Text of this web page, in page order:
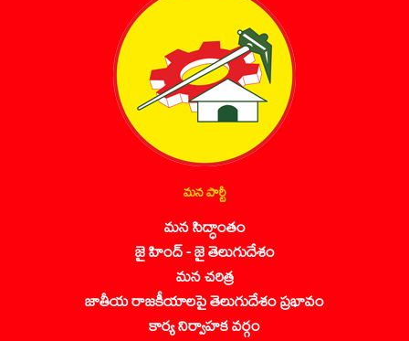
మన పార్టీ
మన సిద్ధాంతం
జై హింద్ - జై తెలుగుదేశం
మన చరిత్ర
జాతీయ రాజకీయాలపై తెలుగుదేశం ప్రభావం
కార్య నిర్వాహక వర్గం